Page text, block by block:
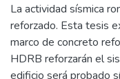
La actividad sísmica
reforzado. Esta tesis
marco de concreto
HDRB reforzarán el
edificio será probado